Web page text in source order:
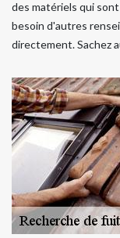
des matériels qui
besoin d'autres
directement. Sachez